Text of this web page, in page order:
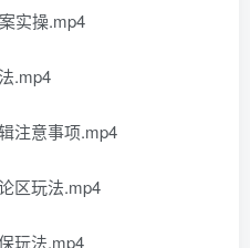
实操.mp4
.mp4
注意事项.mp4
区玩法.mp4
玩法.mp4